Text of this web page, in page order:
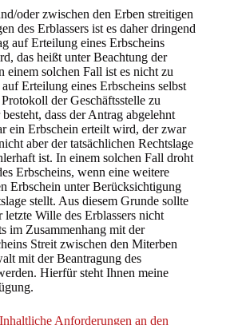
oder zwischen den Erben streitigen
des Erblassers ist es daher dringend
auf Erteilung eines Erbscheins
das heißt unter Beachtung der
einem solchen Fall ist es nicht zu
Erteilung eines Erbscheins selbst
der Geschäftsstelle zu
dass der Antrag abgelehnt
ein Erbschein erteilt wird, der zwar
aber der tatsächlichen Rechtslage
ist. In einem solchen Fall droht
Erbscheins, wenn eine weitere
Erbschein unter Berücksichtigung
stellt. Aus diesem Grunde sollte
Wille des Erblassers nicht
im Zusammenhang mit der
Streit zwischen den Miterben
mit der Beantragung des
Hierfür steht Ihnen meine
Anforderungen an den